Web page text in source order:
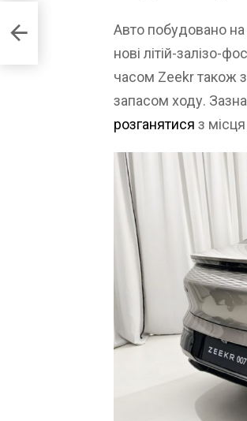
Авто побудовано на
нові літій-залізо-
часом Zeekr також
запасом ходу.
розганятися з